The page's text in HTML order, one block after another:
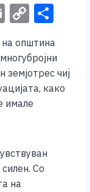
E
ai
l
C
p
y
Li
n
ar
e
на општина
земјотрес чиј
како
имале
Со
на